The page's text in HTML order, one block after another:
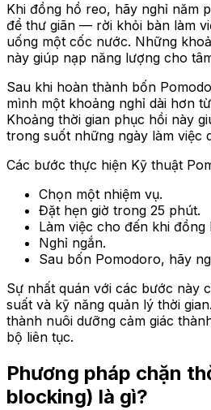
Khi đồng hồ reo, hãy nghỉ năm
để thư giãn — rời khỏi bàn làm
uống một cốc nước. Những
này giúp nạp năng lượng cho
Sau khi hoàn thành bốn
mình một khoảng nghỉ dài hơn
Khoảng thời gian phục hồi này
trong suốt những ngày làm việc
Các bước thực hiện Kỹ thuật
Chọn một nhiệm vụ.
Đặt hẹn giờ trong 25 phút.
Làm việc cho đến khi đồng
Nghỉ ngắn.
Sau bốn Pomodoro, hãy
Sự nhất quán với các bước này
suất và kỹ năng quản lý thời
thành nuôi dưỡng cảm giác
bộ liên tục.
Phương pháp chặn
blocking) là gì?